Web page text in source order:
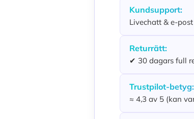
Kundsupport:
Livechatt & e-
Returrätt:
✔ 30 dagars full
Trustpilot-betyg:
≈ 4,3 av 5 (kan